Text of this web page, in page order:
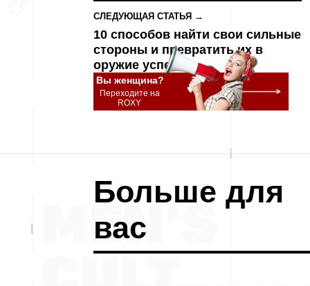
СЛЕДУЮЩАЯ СТАТЬЯ →
10 способов найти свои сильные
стороны и превратить их в
оружие успеха
Вы женщина?
Переходите на
ROXY
Больше для
вас